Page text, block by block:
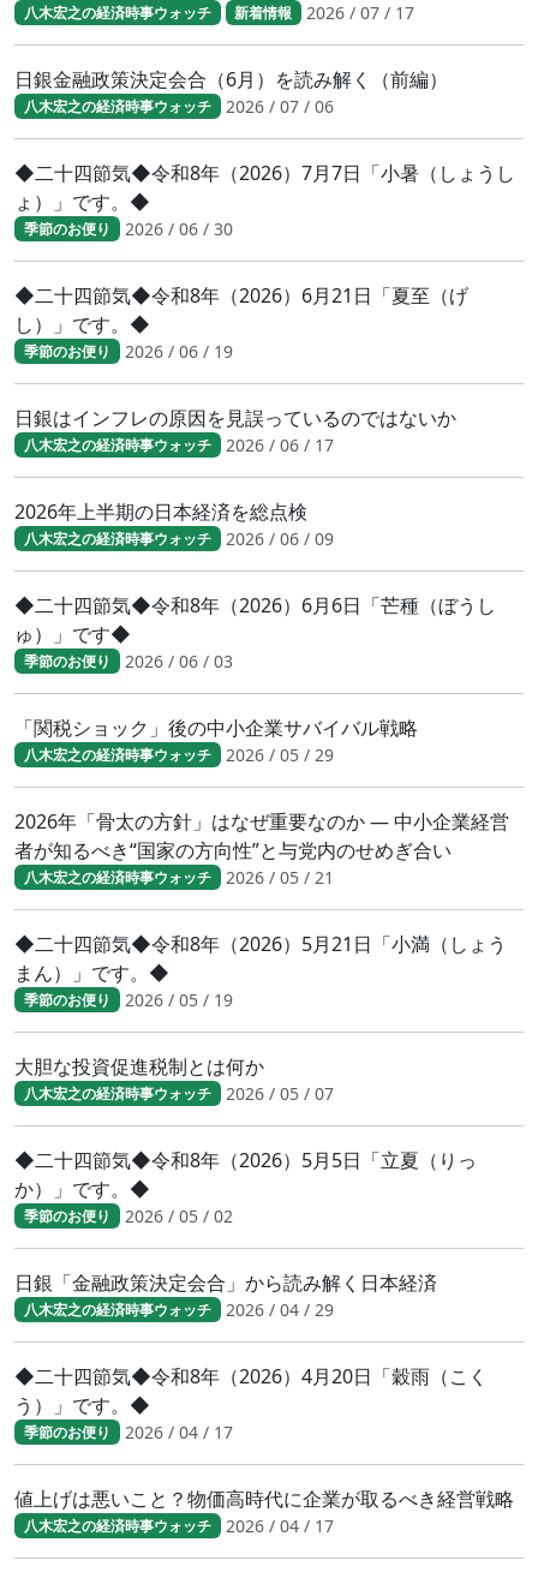
八木宏之の経済時事ウォッチ 新着情報 2026 / 07 / 17
日銀金融政策決定会合（6月）を読み解く（前編）
八木宏之の経済時事ウォッチ 2026 / 07 / 06
◆二十四節気◆令和8年（2026）7月7日「小暑（しょうし
ょ）」です。◆
季節のお便り 2026 / 06 / 30
◆二十四節気◆令和8年（2026）6月21日「夏至（げ
し）」です。◆
季節のお便り 2026 / 06 / 19
日銀はインフレの原因を見誤っているのではないか
八木宏之の経済時事ウォッチ 2026 / 06 / 17
2026年上半期の日本経済を総点検
八木宏之の経済時事ウォッチ 2026 / 06 / 09
◆二十四節気◆令和8年（2026）6月6日「芒種（ぼうし
ゅ）」です◆
季節のお便り 2026 / 06 / 03
「関税ショック」後の中小企業サバイバル戦略
八木宏之の経済時事ウォッチ 2026 / 05 / 29
2026年「骨太の方針」はなぜ重要なのか ― 中小企業経営
者が知るべき“国家の方向性”と与党内のせめぎ合い
八木宏之の経済時事ウォッチ 2026 / 05 / 21
◆二十四節気◆令和8年（2026）5月21日「小満（しょう
まん）」です。◆
季節のお便り 2026 / 05 / 19
大胆な投資促進税制とは何か
八木宏之の経済時事ウォッチ 2026 / 05 / 07
◆二十四節気◆令和8年（2026）5月5日「立夏（りっ
か）」です。◆
季節のお便り 2026 / 05 / 02
日銀「金融政策決定会合」から読み解く日本経済
八木宏之の経済時事ウォッチ 2026 / 04 / 29
◆二十四節気◆令和8年（2026）4月20日「穀雨（こく
う）」です。◆
季節のお便り 2026 / 04 / 17
値上げは悪いこと？物価高時代に企業が取るべき経営戦略
八木宏之の経済時事ウォッチ 2026 / 04 / 17